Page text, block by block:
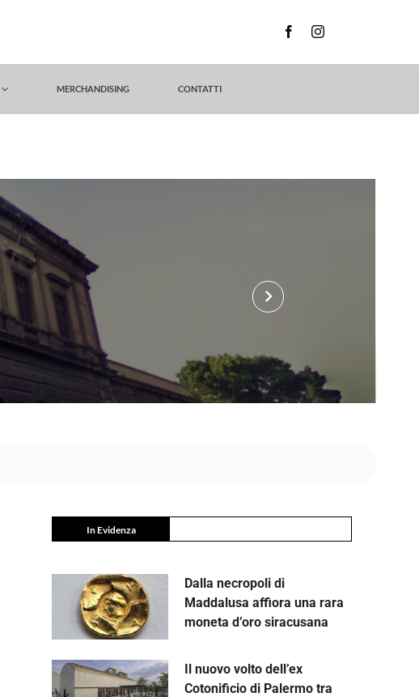
MERCHANDISING CONTATTI
keyboard_arrow_right
In Evidenza
Dalla necropoli di
Maddalusa affiora una rara
moneta d’oro siracusana
Il nuovo volto dell’ex
Cotonificio di Palermo tra